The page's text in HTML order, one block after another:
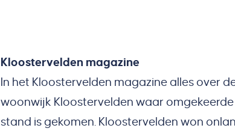
Kloostervelden magazine
In het Kloostervelden magazine alles over
woonwijk Kloostervelden waar
stand is gekomen. Kloostervelden won